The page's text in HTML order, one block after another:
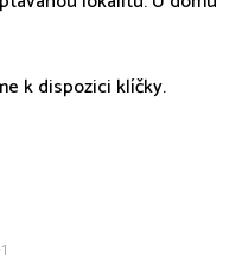
k dispozici klíčky.